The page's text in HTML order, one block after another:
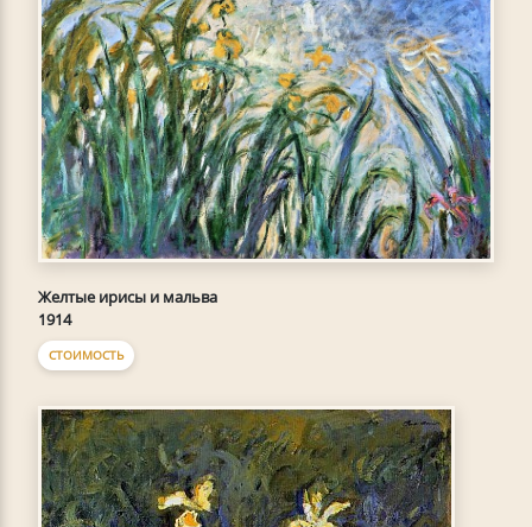
Желтые ирисы и мальва
1914
СТОИМОСТЬ